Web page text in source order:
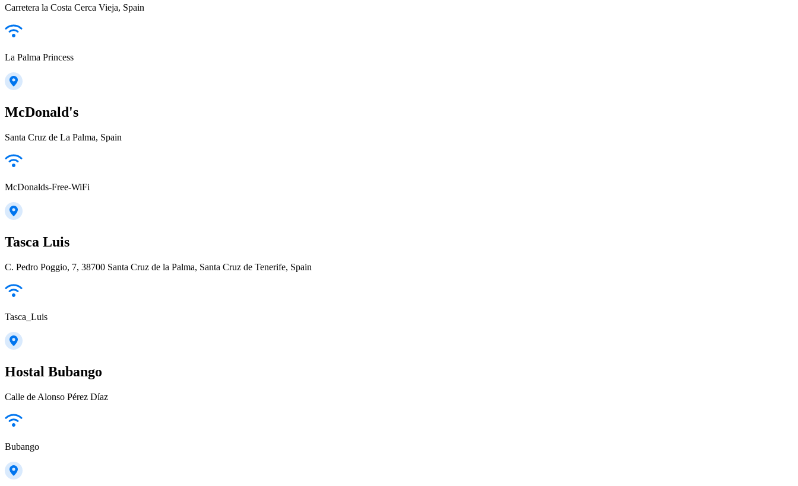
Carretera la Costa Cerca Vieja, Spain
La Palma Princess
McDonald's
Santa Cruz de La Palma, Spain
McDonalds-Free-WiFi
Tasca Luis
C. Pedro Poggio, 7, 38700 Santa Cruz de la Palma, Santa Cruz de Tenerife, Spain
Tasca_Luis
Hostal Bubango
Calle de Alonso Pérez Díaz
Bubango